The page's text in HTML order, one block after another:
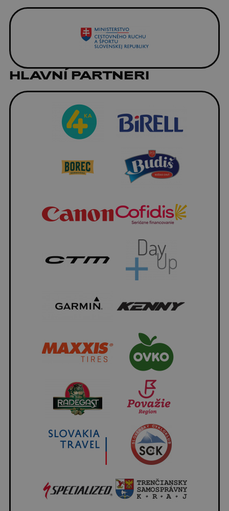
HLAVNÍ PARTNERI